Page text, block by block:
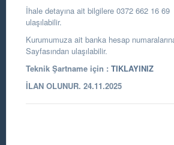
İhale detayına ait bilgilere 0372 662 16
ulaşılabilir.
Kurumumuza ait banka hesap
Sayfasından ulaşılabilir.
Teknik Şartname için : TIKLAYINIZ
İLAN OLUNUR. 24.11.2025